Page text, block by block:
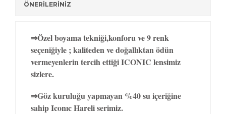
ÖNERİLERİNİZ
⇒Özel boyama tekniği,konforu ve 9 renk
seçeniğiyle ; kaliteden ve doğallıktan ödün
vermeyenlerin tercih ettiği ICONIC lensimiz
sizlere.
⇒Göz kuruluğu yapmayan %40 su içeriğine
sahip Iconıc Hareli serimiz.